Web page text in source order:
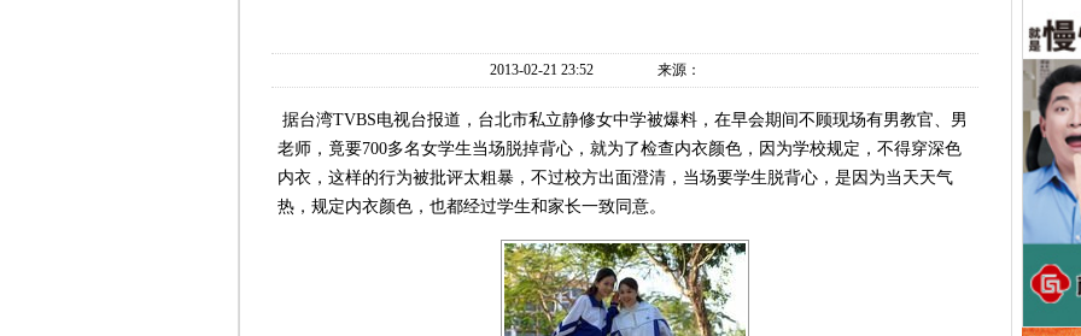
2013-02-21 23:52 来源：
据台湾TVBS电视台报道，台北市私立静修女中学被爆料，在早会期间不顾现场有男教官、男
老师，竟要700多名女学生当场脱掉背心，就为了检查内衣颜色，因为学校规定，不得穿深色
内衣，这样的行为被批评太粗暴，不过校方出面澄清，当场要学生脱背心，是因为当天天气
热，规定内衣颜色，也都经过学生和家长一致同意。